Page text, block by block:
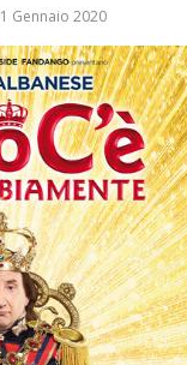
Gennaio 2020